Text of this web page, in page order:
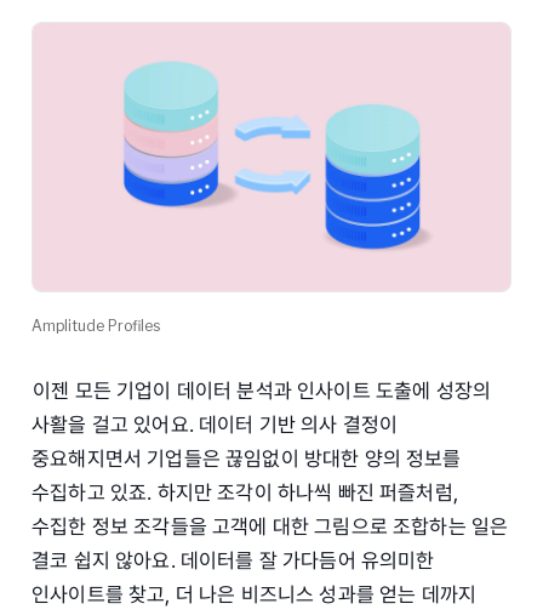
Amplitude Profiles
이젠 모든 기업이 데이터 분석과 인사이트 도출에 성장의
사활을 걸고 있어요. 데이터 기반 의사 결정이
중요해지면서 기업들은 끊임없이 방대한 양의 정보를
수집하고 있죠. 하지만 조각이 하나씩 빠진 퍼즐처럼,
수집한 정보 조각들을 고객에 대한 그림으로 조합하는 일은
결코 쉽지 않아요. 데이터를 잘 가다듬어 유의미한
인사이트를 찾고, 더 나은 비즈니스 성과를 얻는 데까지